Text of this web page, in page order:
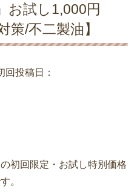
お試し1,000円
策/不二製油】
投稿日：
初回限定・お試し特別価格
。